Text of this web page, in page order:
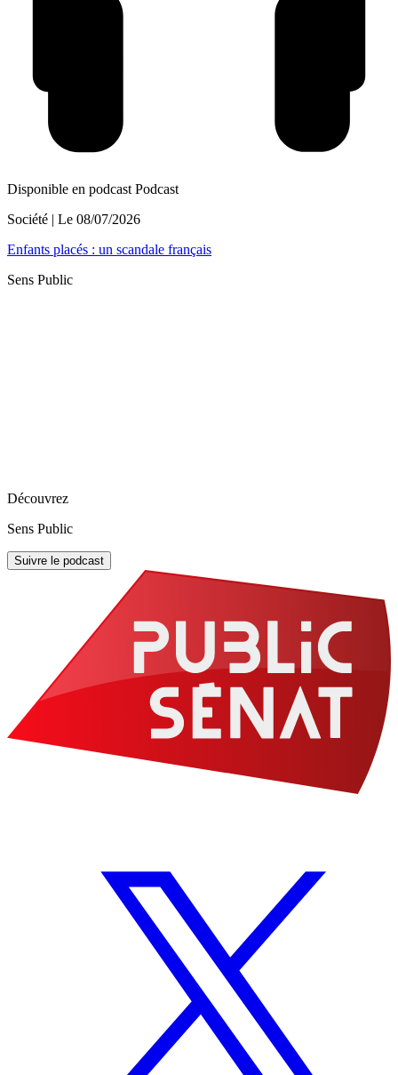
Disponible en podcast Podcast
Société | Le 08/07/2026
Enfants placés : un scandale français
Sens Public
Découvrez
Sens Public
Suivre le podcast